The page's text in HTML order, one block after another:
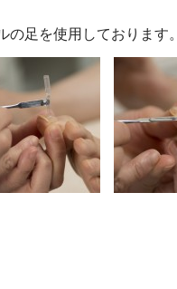
足を使用しております。